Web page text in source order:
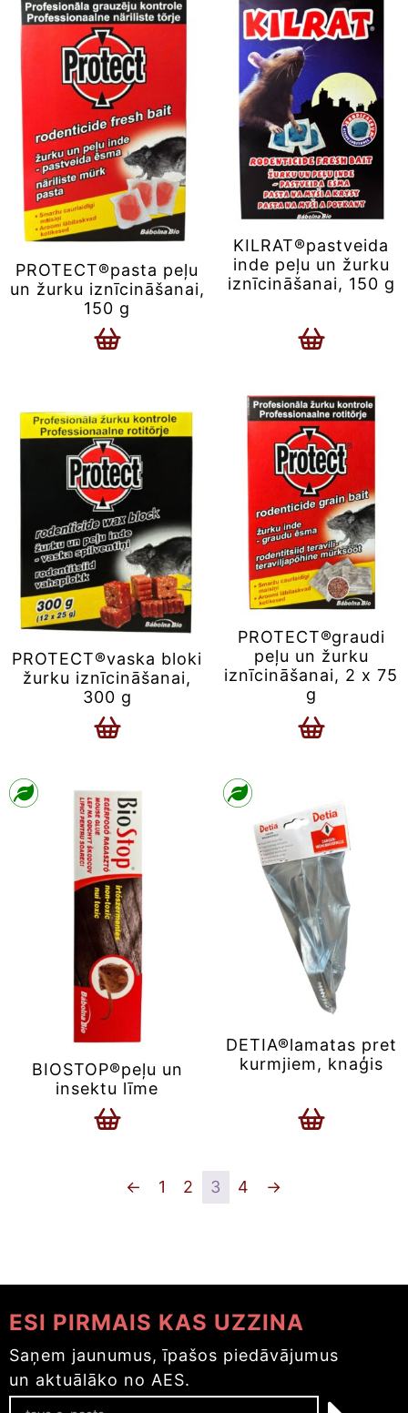
PROTECT®pasta peļu
un žurku iznīcināšanai,
150 g
KILRAT®pastveida
inde peļu un žurku
iznīcināšanai, 150 g
PROTECT®vaska bloki
žurku iznīcināšanai,
300 g
PROTECT®graudi
peļu un žurku
iznīcināšanai, 2 x 75
g
BIOSTOP®peļu un
insektu līme
DETIA®lamatas pret
kurmjiem, knaģis
← 1 2 3 4 →
ESI PIRMAIS KAS UZZINA
Saņem jaunumus, īpašos piedāvājumus
un aktuālāko no AES.